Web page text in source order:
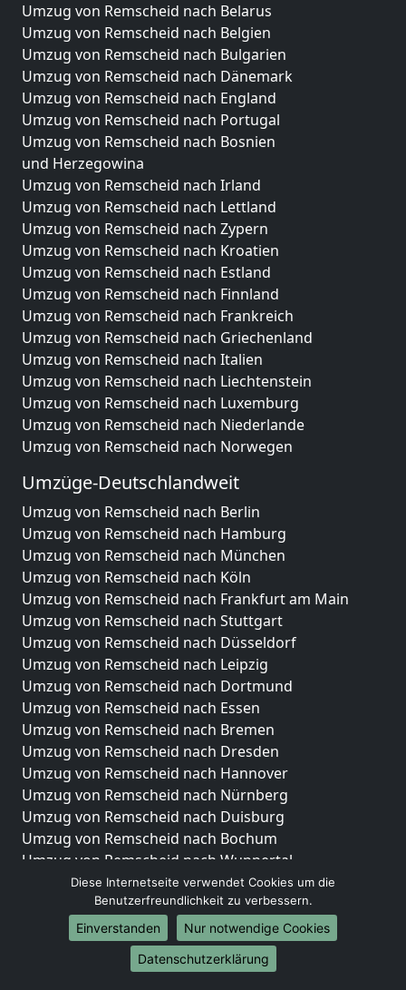
Umzug von Remscheid nach Belarus
Umzug von Remscheid nach Belgien
Umzug von Remscheid nach Bulgarien
Umzug von Remscheid nach Dänemark
Umzug von Remscheid nach England
Umzug von Remscheid nach Portugal
Umzug von Remscheid nach Bosnien
und Herzegowina
Umzug von Remscheid nach Irland
Umzug von Remscheid nach Lettland
Umzug von Remscheid nach Zypern
Umzug von Remscheid nach Kroatien
Umzug von Remscheid nach Estland
Umzug von Remscheid nach Finnland
Umzug von Remscheid nach Frankreich
Umzug von Remscheid nach Griechenland
Umzug von Remscheid nach Italien
Umzug von Remscheid nach Liechtenstein
Umzug von Remscheid nach Luxemburg
Umzug von Remscheid nach Niederlande
Umzug von Remscheid nach Norwegen
Umzüge-Deutschlandweit
Umzug von Remscheid nach Berlin
Umzug von Remscheid nach Hamburg
Umzug von Remscheid nach München
Umzug von Remscheid nach Köln
Umzug von Remscheid nach Frankfurt am Main
Umzug von Remscheid nach Stuttgart
Umzug von Remscheid nach Düsseldorf
Umzug von Remscheid nach Leipzig
Umzug von Remscheid nach Dortmund
Umzug von Remscheid nach Essen
Umzug von Remscheid nach Bremen
Umzug von Remscheid nach Dresden
Umzug von Remscheid nach Hannover
Umzug von Remscheid nach Nürnberg
Umzug von Remscheid nach Duisburg
Umzug von Remscheid nach Bochum
Umzug von Remscheid nach Wuppertal
Umzug von Remscheid nach Bielefeld
Umzug von Remscheid nach Bonn
Umzug von Remscheid nach Münster
Internationale-Umzüge
Diese Internetseite verwendet Cookies um die
Benutzerfreundlichkeit zu verbessern.
Einverstanden
Nur notwendige Cookies
Datenschutzerklärung